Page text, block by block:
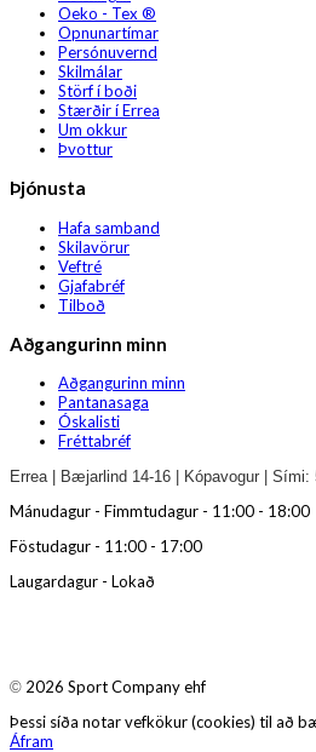
Oeko - Tex ®
Opnunartímar
Persónuvernd
Skilmálar
Störf í boði
Stærðir í Errea
Um okkur
Þvottur
Þjónusta
Hafa samband
Skilavörur
Veftré
Gjafabréf
Tilboð
Aðgangurinn minn
Aðgangurinn minn
Pantanasaga
Óskalisti
Fréttabréf
Errea | Bæjarlind 14-16 | Kópavogur | Sími:
Mánudagur - Fimmtudagur - 11:00 - 18:00
Föstudagur - 11:00 - 17:00
Laugardagur - Lokað
© 2026 Sport Company ehf
Þessi síða notar vefkökur (cookies) til að
Áfram